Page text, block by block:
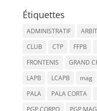
Étiquettes
ADMINISTRATIF
CLUB
CTP FFPB
FRONTENIS
GRAND
LAPB
LCAPB mag
PALA
PALA CORTA
PGP CORPO
PGP MAG